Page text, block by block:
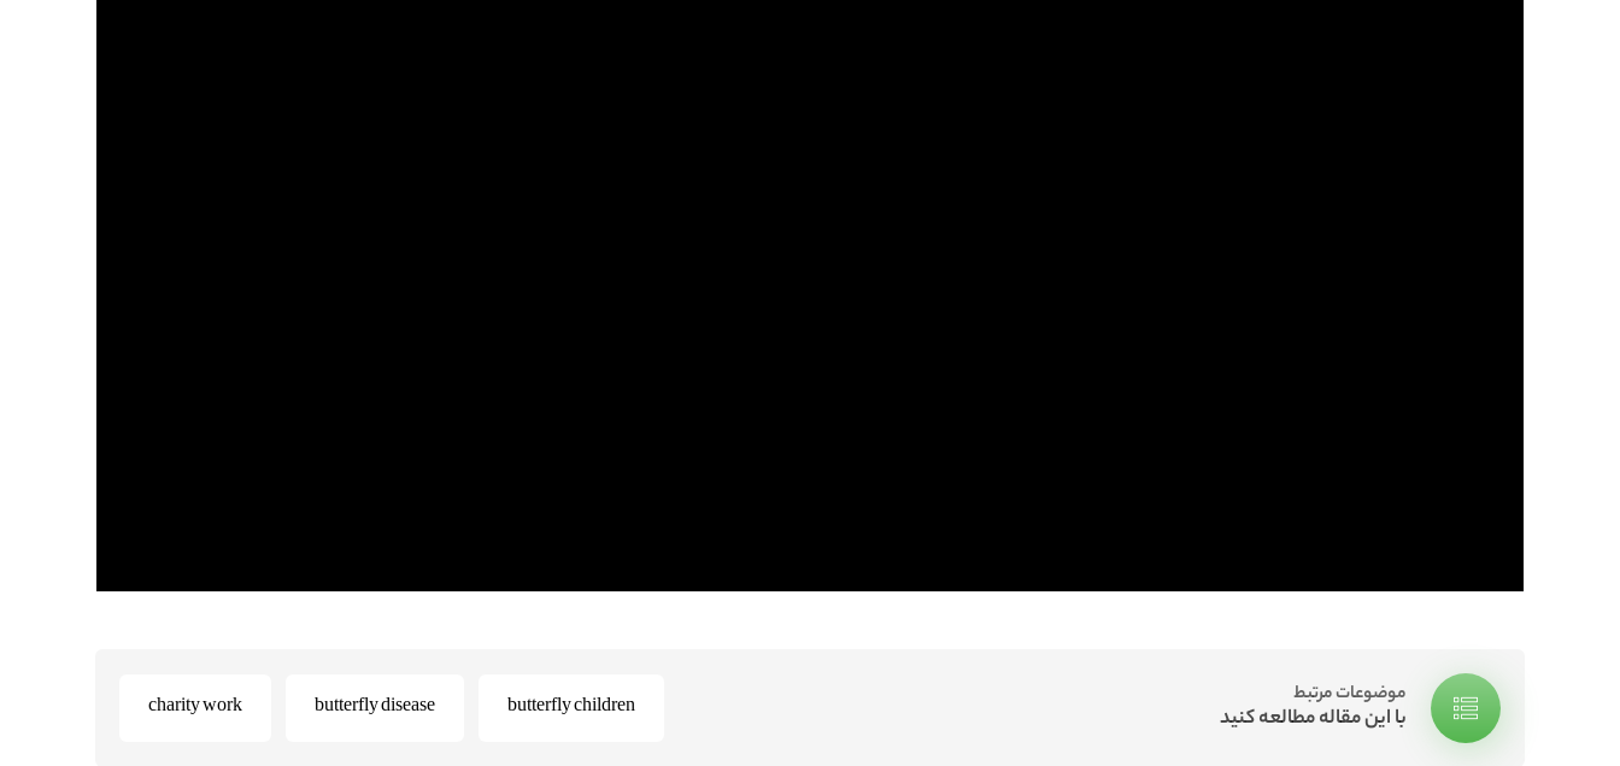
موضوعات مرتبط
با این مقاله مطالعه کنید butterfly children
butterfly disease
charity work